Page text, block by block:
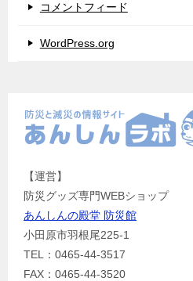
コメントフィード
WordPress.org
【運営】
防災グッズ専門WEBショップ
あんしんの殿堂 防災館
小田原市羽根尾225-1
TEL：0465-44-3517
FAX：0465-44-3520